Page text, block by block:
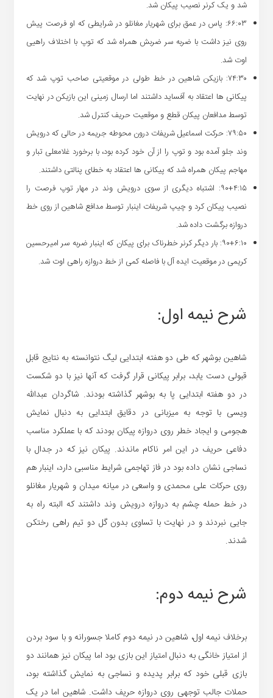
شد و یک کرنر نصیب پیکان شد.
۶۶:۰۳: پاس در عمق برای شهریار مغانلو در شرایطی که او فرصت پیش
روی نیز داشت با ضربه سر ضربش همراه شد که توپ با اختلاف راهیی
اوت شد.
۷۴:۳۰: بازیکن شاهین در خط طولی در موقعیتی صاحب توپ شد که
پیکانی ها اعتقاد به آفساید داشتند اما ارسال زمینی این بازیکن در نهایت
توسط مدافعان پیکان قطع و موقعیت حریف کنترل شد.
۷۹:۵۰: حرکت اسماعیل شریفات درون محوطه جریمه در حالی که درویش
وند جلو آمده بود و توپ را از آن خود کرده بود، با برخورد غلامعلی تبار و
مهاجم پیکان همراه شد که پیکانی ها اعتقاد به خطای پنالتی داشتند.
۹۰+۴:۱۵: اشتباه دیگری از سوی درویش وند در مهار توپ فرصت را
نصیب پیکان کرد و چیپ شریفات اینبار توسط مدافع شاهین از روی خط
دروازه برگشت داده شد.
۹۰+۶:۱۰: بار دیگر کرنر خطرناک برای پیکان که اینبار ضربه سر امیرحسین
کریمی در موقعیت ایده آل با فاصله کمی از خط دروازه راهی اوت شد.
شرح نیمه اول:
شاهین بوشهر که طی دو هفته ابتدایی لیگ نتوانسته به نتایج قابل
قبولی دست یابد، برابر پیکانی قرار گرفت که آنها نیز با دو شکست
در دو هفته ابتدایی پا به بوشهر گذاشته بودند. شاگردان عبدالله
ویسی با توجه به میزبانی در دقایق ابتدایی به دنبال نمایش
هجومی و ایجاد خطر روی دروازه پیکان بودند که با عملکرد مناسب
دفاعی حریف در این امر ناکام ماندند. پیکان نیز که در جدال با
نساجی نشان داده بود در فاز تهاجمی شرایط مناسبی دارد، اینبار هم
روی حرکات علی محمدی و واسعی در میانه میدان و شهریار مغانلو
در خط حمله چشم به دروازه درویش وند داشتند که البته راه به
جایی نبردند و در نهایت با تساوی بدون گل دو تیم راهی رختکن
شدند.
شرح نیمه دوم:
برخلاف نیمه اول، شاهین در نیمه دوم کاملا جسورانه و با سود بردن
از امتیاز خانگی به دنبال امتیاز این بازی بود اما پیکان نیز همانند دو
بازی قبلی خود که برابر پدیده و نساجی به نمایش گذاشته بود،
حملات جالب توجهی روی دروازه حریف داشت. شاهین اما در یک